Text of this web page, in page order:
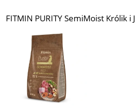
FITMIN PURITY SemiMoist Królik i